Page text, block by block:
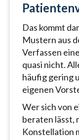
Das kommt
Mustern aus
Verfassen
quasi nicht.
häufig gering
eigenen
Wer sich von
beraten lässt,
Konstellation